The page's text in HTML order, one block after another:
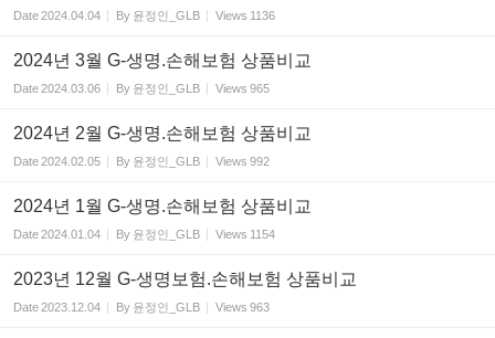
Date2024.04.04 By 윤정인_GLB Views 1136
2024년 3월 G-생명.손해보험 상품비교
Date2024.03.06 By 윤정인_GLB Views 965
2024년 2월 G-생명.손해보험 상품비교
Date2024.02.05 By 윤정인_GLB Views 992
2024년 1월 G-생명.손해보험 상품비교
Date2024.01.04 By 윤정인_GLB Views 1154
2023년 12월 G-생명보험.손해보험 상품비교
Date2023.12.04 By 윤정인_GLB Views 963